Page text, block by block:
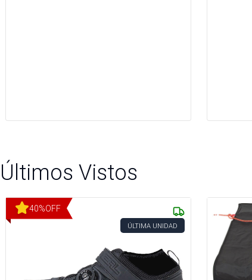
Últimos Vistos
40%OFF
ÚLTIMA UNIDAD